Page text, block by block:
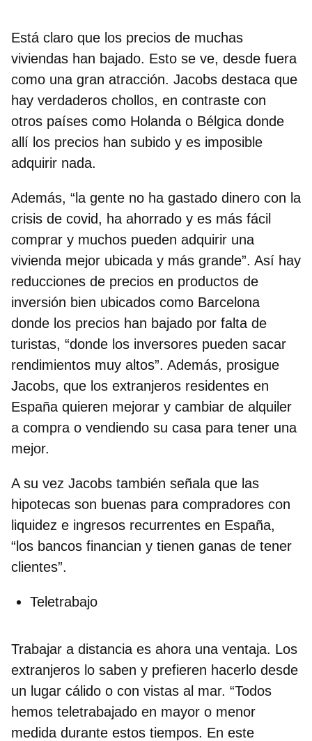
Está claro que los precios de muchas
viviendas han bajado. Esto se ve, desde fuera
como una gran atracción. Jacobs destaca que
hay verdaderos chollos, en contraste con
otros países como Holanda o Bélgica donde
allí los precios han subido y es imposible
adquirir nada.
Además, “la gente no ha gastado dinero con la
crisis de covid, ha ahorrado y es más fácil
comprar y muchos pueden adquirir una
vivienda mejor ubicada y más grande”. Así hay
reducciones de precios en productos de
inversión bien ubicados como Barcelona
donde los precios han bajado por falta de
turistas, “donde los inversores pueden sacar
rendimientos muy altos”. Además, prosigue
Jacobs, que los extranjeros residentes en
España quieren mejorar y cambiar de alquiler
a compra o vendiendo su casa para tener una
mejor.
A su vez Jacobs también señala que las
hipotecas son buenas para compradores con
liquidez e ingresos recurrentes en España,
“los bancos financian y tienen ganas de tener
clientes”.
Teletrabajo
Trabajar a distancia es ahora una ventaja. Los
extranjeros lo saben y prefieren hacerlo desde
un lugar cálido o con vistas al mar. “Todos
hemos teletrabajado en mayor o menor
medida durante estos tiempos. En este